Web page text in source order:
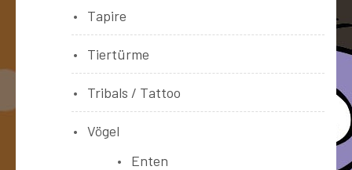
Tapire
Tiertürme
Tribals / Tattoo
Vögel
Enten